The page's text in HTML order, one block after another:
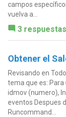
campos
vuelva a...
3 respuestas
Obtener el
Revisando en
tema que es:
idmov (numero),
eventos Despues
Runcommand...